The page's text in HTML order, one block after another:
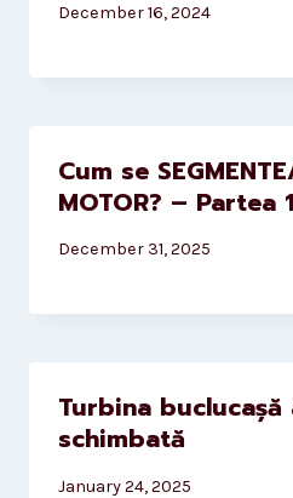
December 16, 2024
Cum se
MOTOR? – Partea 1
December 31, 2025
Turbina
schimbată
January 24, 2025